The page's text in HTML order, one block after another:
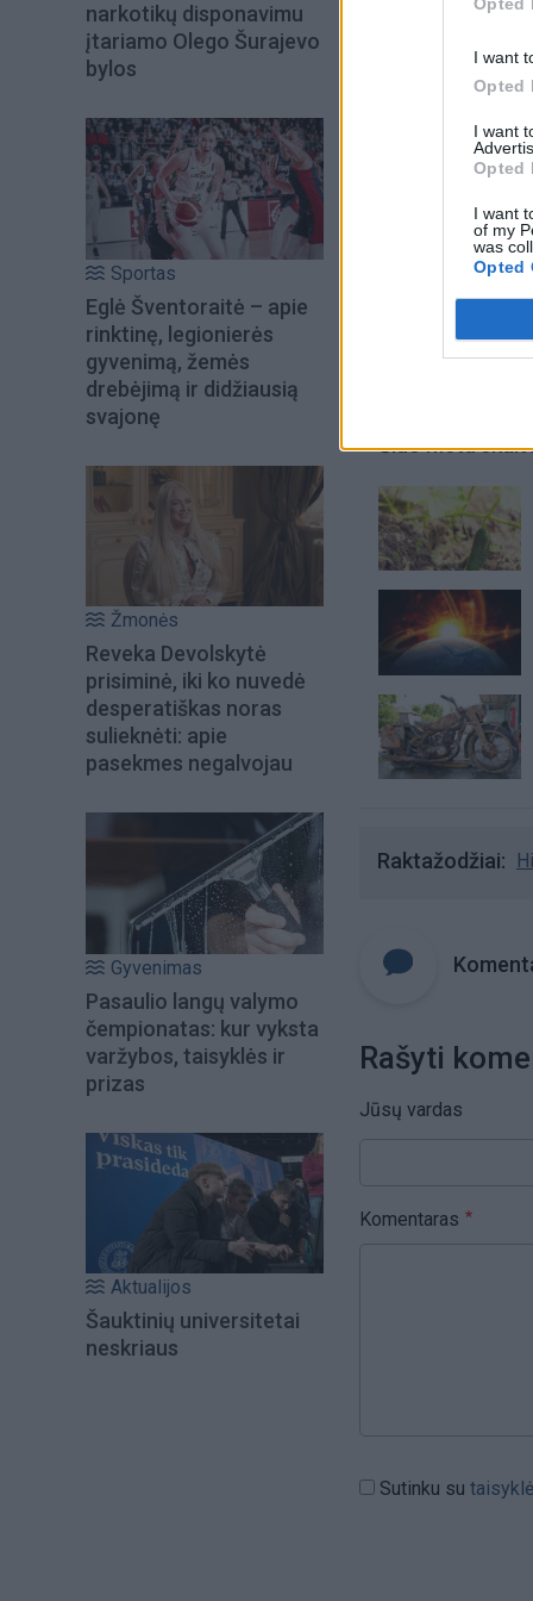
I want
Opted
I want
Opted
I want
of my
was
Opted
narkotikų disponavimu
įtariamo Olego Šurajevo
bylos
Sportas
Eglė Šventoraitė – apie
rinktinę, legionierės
gyvenimą, žemės
drebėjimą ir didžiausią
svajonę
Žmonės
Reveka Devolskytė
prisiminė, iki ko nuvedė
desperatiškas noras
sulieknėti: apie
pasekmes negalvojau
Gyvenimas
Pasaulio langų valymo
čempionatas: kur vyksta
varžybos, taisyklės ir
prizas
Aktualijos
Šauktinių universitetai
neskriaus
Kučinskienė
Šiuo metu
Raktažodžiai
Rašyti
Jūsų vardas
Komentaras
Sutinku su